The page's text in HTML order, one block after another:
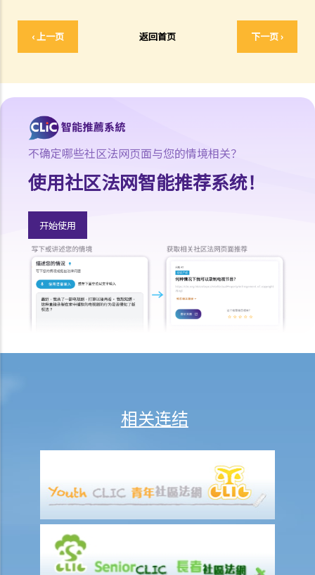
‹ 上一页 返回首页 下一页 ›
D. 披露已丧失时效的定罪
1. 在法庭程序中披露已丧失时效的定罪
3. 不当披露已丧失时效之定罪的惩罚
4. 《罪犯自新条例》与性罪行定罪纪录查核计划
E. 《罪犯自新条例》只适用于香港
警察的权力
A. 截停、搜查和拘留的权力
答他们的问题？
2. 在什么情况下，警务人员可以在公众地方截停及向我进行搜身？
3. 警方有权力搜查及检查被捕人士身上所发现的手机的数码内容吗?
4. 如果当警方行使截停、查问及搜身的权力时，我拒绝与他们合作，会
有什么后果？
5. 如果我不想在公众地方被警方搜身，可以怎办？
3. 警方是否可以在单位内捡走任何物品？
1. 警方可以在什么情况下拘捕我？他们是否要先取得拘捕令才可作出拘
2. 在被捕时，我有什么权利可以保护自己？
3. 拒捕有什么后果？
4. 如我认为自己被错误拘捕，应该怎样做？
不确定哪些社区法网页面与您的情境相关？
使用社区法网智能推荐系统！
开始使用
相关连结